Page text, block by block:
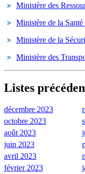
Ministère des
Ministère de la
Ministère de la
Ministère des
Listes
décembre 2023
octobre 2023
août 2023
juin 2023
avril 2023
février 2023